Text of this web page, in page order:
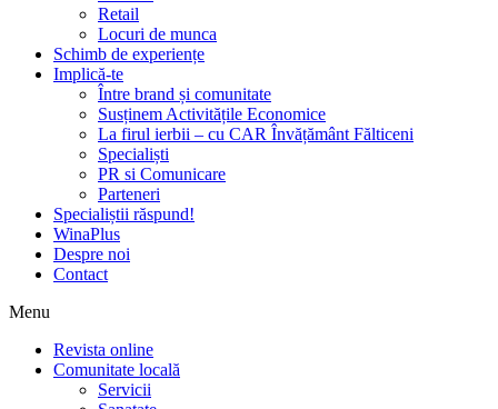
Retail
Locuri de munca
Schimb de experiențe
Implică-te
Între brand și comunitate
Susținem Activitățile Economice
La firul ierbii – cu CAR Învățământ Fălticeni
Specialiști
PR si Comunicare
Parteneri
Specialiștii răspund!
WinaPlus
Despre noi
Contact
Menu
Revista online
Comunitate locală
Servicii